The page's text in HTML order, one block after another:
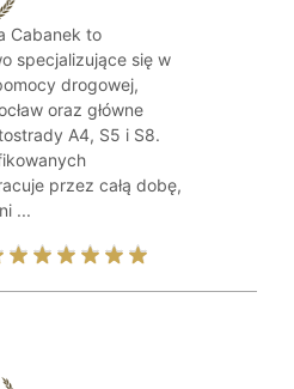
Cabanek to
specjalizujące się w
drogowej,
oraz główne
A4, S5 i S8.
przez całą dobę,
...